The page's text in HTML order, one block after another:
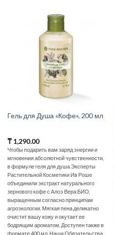
Гель для Душа «Кофе», 200 мл
₸1,290.00
Чтобы подарить вам заряд энергии и
мгновения абсолютной чувственности,
в формуле геля для душа Эксперты
Растительной Косметики Ив Роше
объединили экстракт натурального
зернового кофе с Алоэ Вера БИО,
выращенным согласно принципам
агроэкологии. Мягкая пена деликатно
очистит вашу кожу и окутает ее
бодрящим ароматом. Доступен также в
формате 400 мл. Наши Обязательства